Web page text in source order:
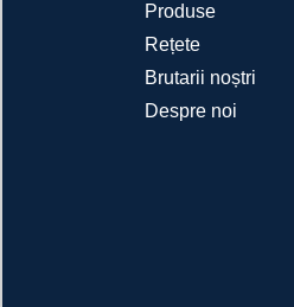
Produse
Rețete
Brutarii noștri
Despre noi